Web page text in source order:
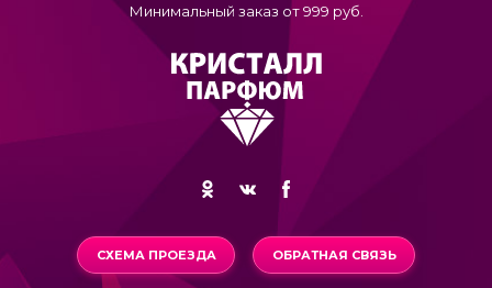
Минимальный заказ от 999 руб.
СХЕМА ПРОЕЗДА ОБРАТНАЯ СВЯЗЬ